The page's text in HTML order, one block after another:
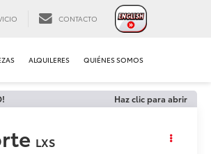
CONTACTO
ALQUILERES QUIÉNES SOMOS
Haz clic para abrir
LXS